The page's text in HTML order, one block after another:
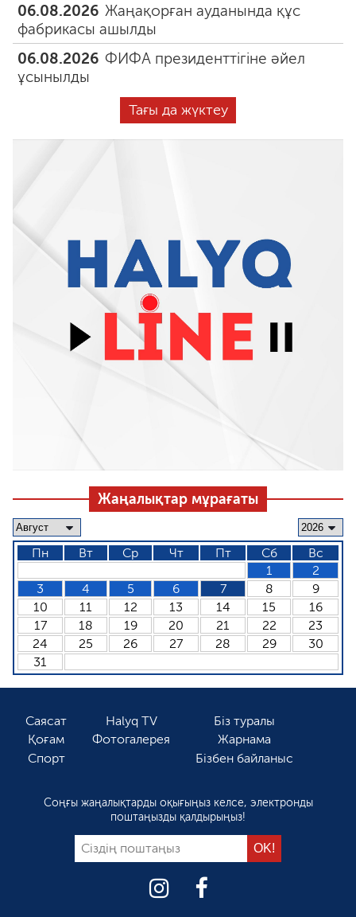
06.08.2026 Жаңақорған ауданында құс
фабрикасы ашылды
06.08.2026 ФИФА президенттігіне әйел
ұсынылды
Тағы да жүктеу
Жаңалықтар мұрағаты
Пн Вт Ср Чт Пт Сб
Вс
1
2
3
4 5 6 7 8
9
10
11 12 13 14 15
16
17
18 19 20 21 22
23
24
25 26 27 28 29
30
31
Саясат
Қоғам
Спорт
Halyq TV
Фотогалерея
Біз туралы
Жарнама
Бізбен байланыс
Соңғы жаңалықтарды оқығыңыз келсе, электронды
поштаңызды қалдырыңыз!